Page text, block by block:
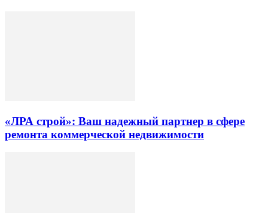
«ЛРА строй»: Ваш надежный партнер в сфере
ремонта коммерческой недвижимости